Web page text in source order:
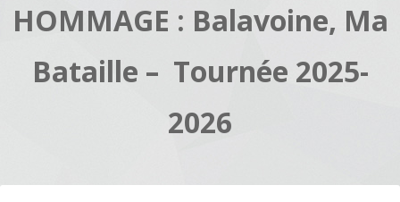
HOMMAGE : Balavoine, Ma
Bataille – Tournée 2025-
2026